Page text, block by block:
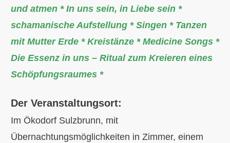
und atmen * In uns sein, in Liebe sein *
schamanische Aufstellung * Singen * Tanzen
mit Mutter Erde * Kreistänze * Medicine Songs *
Die Essenz in uns – Ritual zum Kreieren eines
Schöpfungsraumes *
Der Veranstaltungsort:
Im Ökodorf Sulzbrunn, mit
Übernachtungsmöglichkeiten in Zimmer, einem